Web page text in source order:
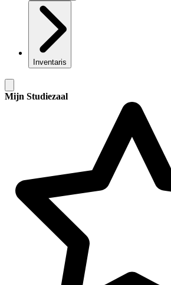
Inventaris
Mijn Studiezaal